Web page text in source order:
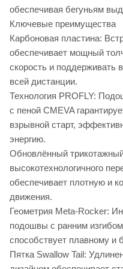
обеспечивая бегуньям
Ключевые преимущества
Карбоновая пластина:
обеспечивает мощный
скорость и поддерживать
всей дистанции.
Технология PROFLY:
с пеной CMEVA
взрывной старт,
энергию.
Обновлённый
высокотехнологичного
обеспечивает плотную и
движения.
Геометрия Meta-Rocker:
подошвы с ранним
способствует плавному
Пятка Swallow Tail: